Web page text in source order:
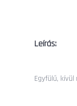
Leírás:
Egyfülű,